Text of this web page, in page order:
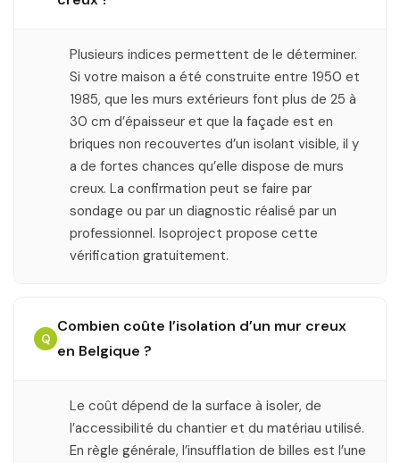
Plusieurs indices permettent de le déterminer.
Si votre maison a été construite entre 1950 et
1985, que les murs extérieurs font plus de 25 à
30 cm d’épaisseur et que la façade est en
briques non recouvertes d’un isolant visible, il y
a de fortes chances qu’elle dispose de murs
creux. La confirmation peut se faire par
sondage ou par un diagnostic réalisé par un
professionnel. Isoproject propose cette
vérification gratuitement.
Q
Combien coûte l’isolation d’un mur creux
en Belgique ?
Le coût dépend de la surface à isoler, de
l’accessibilité du chantier et du matériau utilisé.
En règle générale, l’insufflation de billes est l’une